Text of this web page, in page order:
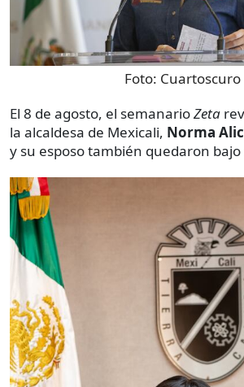
Foto: Cuartoscuro
El 8 de agosto, el semanarioZeta
la alcaldesa de Mexicali, Norma
y su esposo también quedaron